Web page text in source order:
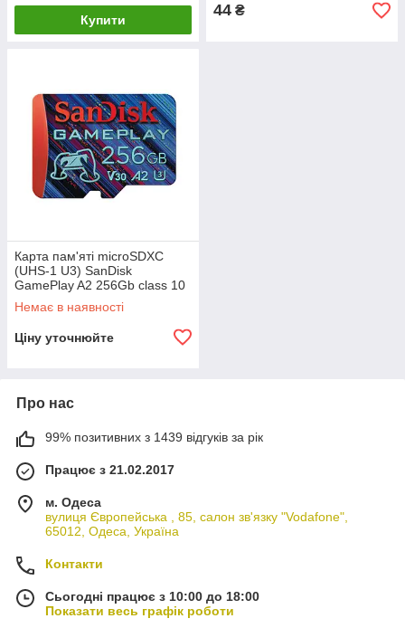
Купити
44 ₴
Карта пам'яті microSDXC
(UHS-1 U3) SanDisk
GamePlay A2 256Gb class 10
V30 (R190MB/s,W130MB/s)
Немає в наявності
Ціну уточнюйте
Про нас
99% позитивних з 1439 відгуків за рік
Працює з 21.02.2017
м. Одеса
вулиця Європейська , 85, салон зв'язку "Vodafone",
65012, Одеса, Україна
Контакти
Сьогодні працює з 10:00 до 18:00
Показати весь графік роботи